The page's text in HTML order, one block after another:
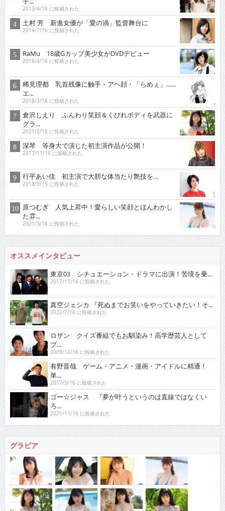
2013/4/16 に投稿された
土村 芳 新進女優が「愛の渦」監督舞台に
2014/7/16 に投稿された
RaMu 18歳Gカップ美少女がDVDデビュー
2016/4/16 に投稿された
稀見理都 乳首残像に触手・アヘ顔・「らめぇ」……
エ...
2018/3/16 に投稿された
倉沢しえり ふんわり笑顔＆くびれボディを武器に
グラ...
2021/2/16 に投稿された
深琴 等身大で演じた初主演作品が公開！
2017/11/16 に投稿された
行平あい佳 初主演で大胆な体当たり艶技を…
2018/9/15 に投稿された
原つむぎ 人気上昇中！愛らしい笑顔とほんわかし
た雰...
2021/3/16 に投稿された
オススメインタビュー
東京03 シチュエーション・ドラマに出演！苦境を乗...
2017/11/16 に投稿された
真空ジェシカ 『死ぬまでお笑いをやっていきたい！そ...
2022/7/16 に投稿された
ロザン クイズ番組でもお馴染み！高学歴芸人として
ブ...
2009/12/16 に投稿された
有野晋哉 ゲーム・アニメ・漫画・アイドルに精通！
単...
2017/5/16 に投稿された
ゴー☆ジャス 『夢が叶うというのは直線ではなくい
ろ...
2021/11/16 に投稿された
グラビア